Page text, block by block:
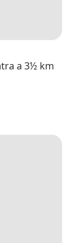
a 3½ km